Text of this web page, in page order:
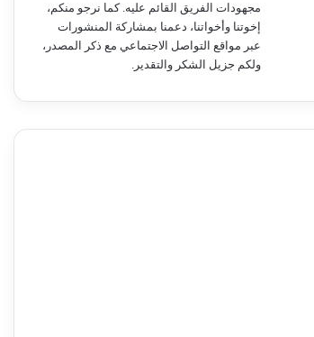
مجهودات الفريق القائم عليه. كما نرجو منكم،
إخوتنا وأخواتنا، دعمنا بمشاركة المنشورات
عبر مواقع التواصل الاجتماعي مع ذكر المصدر،
ولكم جزيل الشكر والتقدير.